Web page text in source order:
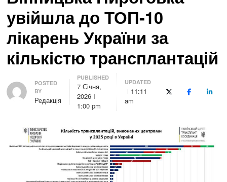
увійшла до ТОП-10
лікарень України за
кількістю трансплантацій
Author
POSTED
BY
Редакція
PUBLISHED
7 Січня,
2026
1:00 pm
UPDATED
11:11
am
X (Twitter)Facebook